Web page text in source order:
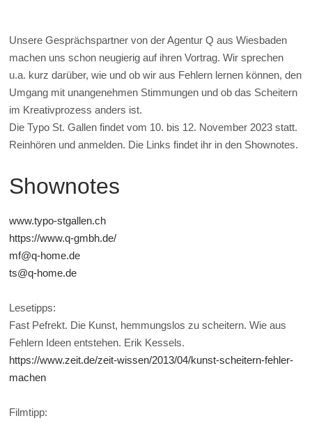
Unsere Gesprächspartner von der Agentur Q aus Wiesbaden
machen uns schon neugierig auf ihren Vortrag. Wir sprechen
u.a. kurz darüber, wie und ob wir aus Fehlern lernen können, den
Umgang mit unangenehmen Stimmungen und ob das Scheitern
im Kreativprozess anders ist.
Die Typo St. Gallen findet vom 10. bis 12. November 2023 statt.
Reinhören und anmelden. Die Links findet ihr in den Shownotes.
Shownotes
www.typo-stgallen.ch
https://www.q-gmbh.de/
mf@q-home.de
ts@q-home.de
Lesetipps:
Fast Pefrekt. Die Kunst, hemmungslos zu scheitern. Wie aus
Fehlern Ideen entstehen. Erik Kessels.
https://www.zeit.de/zeit-wissen/2013/04/kunst-scheitern-fehler-
machen
Filmtipp: